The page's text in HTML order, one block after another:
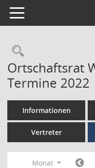
Toggle navigation
Ortschaftsrat
Termine 2022
Informationen
Vertreter
Monat